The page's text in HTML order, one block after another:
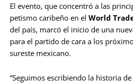
El evento, que concentró a las
petismo caribeño en el World
del país, marcó el inicio de una
para el partido de cara a los
sureste mexicano.
“Seguimos escribiendo la historia